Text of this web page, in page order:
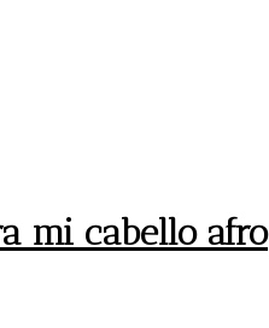
mi cabello afro